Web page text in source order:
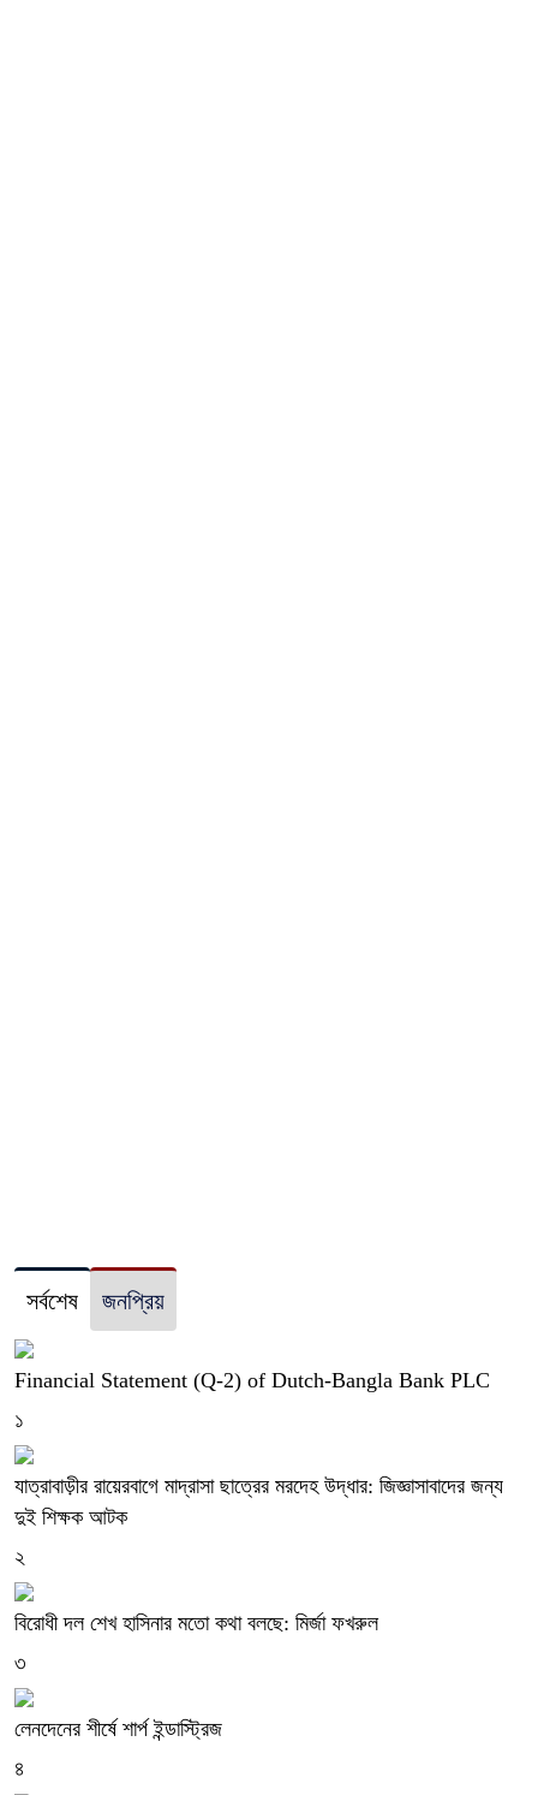
সর্বশেষ জনপ্রিয়
Financial Statement (Q-2) of Dutch-Bangla Bank PLC
১
যাত্রাবাড়ীর রায়েরবাগে মাদ্রাসা ছাত্রের মরদেহ উদ্ধার: জিজ্ঞাসাবাদের জন্য
দুই শিক্ষক আটক
২
বিরোধী দল শেখ হাসিনার মতো কথা বলছে: মির্জা ফখরুল
৩
লেনদেনের শীর্ষে শার্প ইন্ডাস্ট্রিজ
৪